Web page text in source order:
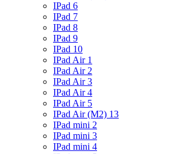
IPad 6
IPad 7
IPad 8
IPad 9
IPad 10
IPad Air 1
IPad Air 2
IPad Air 3
IPad Air 4
IPad Air 5
IPad Air (M2) 13
IPad mini 2
IPad mini 3
IPad mini 4